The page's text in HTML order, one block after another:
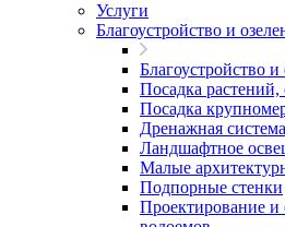
Услуги
Благоустройство и
Благоустройство и
Посадка растений,
Посадка
Дренажная система
Ландшафтное
Малые
Подпорные стенки
Проектирование и